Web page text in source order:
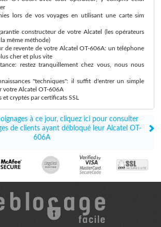
lors de vos voyages en utilisant une carte sim
constructeur de votre Alcatel (les opérateurs
même méthode)
de revente de votre Alcatel OT-606A: un téléphone
cher et plus vite
restez tranquillement chez vous, nous nous
"techniques": il suffit d'entrer un simple
votre Alcatel OT-606A
et cryptés par certificats SSL
à ce jour, cliquez ici pour consulter
de clients ayant débloqué leur Alcatel OT-
606A